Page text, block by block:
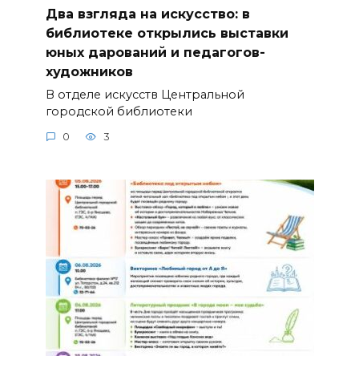
Два взгляда на искусство: в
библиотеке открылись выставки
юных дарований и педагогов-
художников
В отделе искусств Центральной
городской библиотеки
0 3